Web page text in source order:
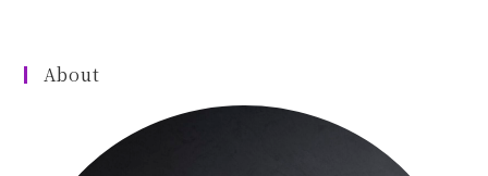
About